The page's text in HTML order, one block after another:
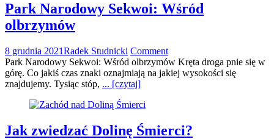
Park Narodowy Sekwoi: Wśród
olbrzymów
8 grudnia 2021Radek Studnicki Comment
Park Narodowy Sekwoi: Wśród olbrzymów Kręta droga pnie się w
górę. Co jakiś czas znaki oznajmiają na jakiej wysokości się
znajdujemy. Tysiąc stóp, ... [czytaj]
Jak zwiedzać Dolinę Śmierci?